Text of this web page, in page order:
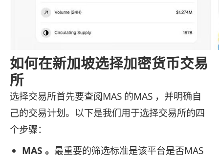
如何在新加坡选择加密货币交易
所
选择交易所首先要查阅MAS 的MAS ，并明确自
己的交易计划。以下是我们用于选择交易所的四
个步骤：
MAS 。 最重要的筛选标准是该平台是否MAS